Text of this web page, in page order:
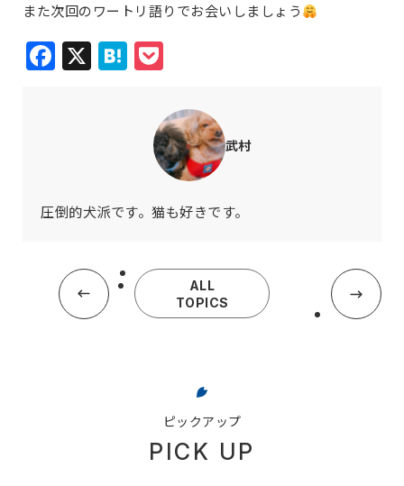
また次回のワートリ語りでお会いしましょう
Facebook
X Hatena
武村
圧倒的犬派です。猫も好きです。
ALL
TOPICS
ピックアップ
PICK UP